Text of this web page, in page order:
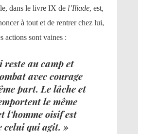
dans le livre IX de l’Iliade, est,
à tout et de rentrer chez lui,
actions sont vaines :
reste au camp et
avec courage
part. Le lâche et
le même
l’homme oisif est
celui qui agit. »